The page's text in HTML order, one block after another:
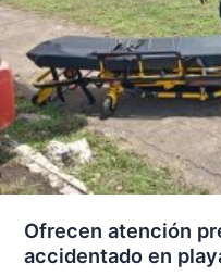
Ofrecen atención
accidentado en